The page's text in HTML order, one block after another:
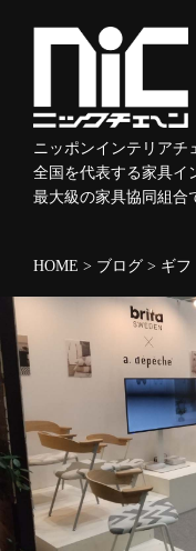
ニッポンインテリアチ
全国を代表する家具イ
最大級の家具協同組合
HOME > ブログ > ギ